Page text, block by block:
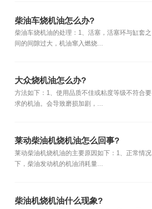
柴油车烧机油怎么办?
柴油车烧机油的处理：1、活塞，活塞环与缸套之
间的间隙过大，机油窜入燃烧...
大众烧机油怎么办?
方法如下：1、使用品质不佳或粘度等级不符合要
求的机油。会导致磨损加剧，...
莱动柴油机烧机油怎么回事?
莱动柴油机烧机油的主要原因如下：1、正常情况
下，柴油发动机的机油消耗量...
柴油机烧机油什么现象?